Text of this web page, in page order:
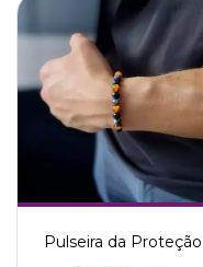
Pulseira da Proteção